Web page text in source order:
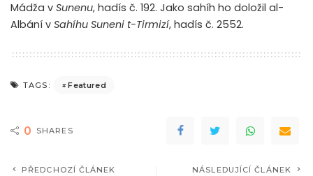
Mádža v Sunenu, hadís č. 192. Jako sahíh ho doložil al-
Albání v Sahíhu Suneni t-Tirmizí, hadís č. 2552.
TAGS: Featured
0 SHARES
PŘEDCHOZÍ ČLÁNEK NÁSLEDUJÍCÍ ČLÁNEK